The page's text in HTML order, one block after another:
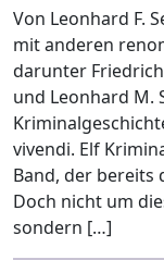
Von Leonhard F.
mit anderen
darunter
und Leonhard M.
vivendi. Elf
Band, der bereits
Doch nicht um
sondern […]